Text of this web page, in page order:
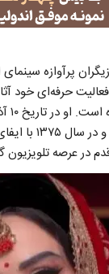
پرآوازه
حرفه‌ای خود
چشم به جهان
در عرصه